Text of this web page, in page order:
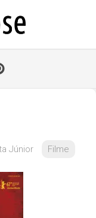
Júnior Filme